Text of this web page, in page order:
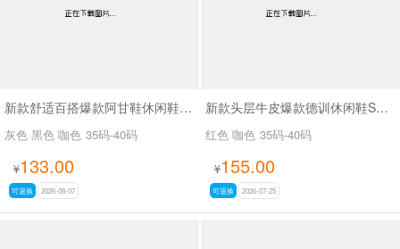
新款舒适百搭爆款阿甘鞋休闲鞋SA6876
灰色 黑色 咖色 35码-40码
¥133.00
可退换 2026-08-07
新款头层牛皮爆款德训休闲鞋SA6270
红色 咖色 35码-40码
¥155.00
可退换 2026-07-25